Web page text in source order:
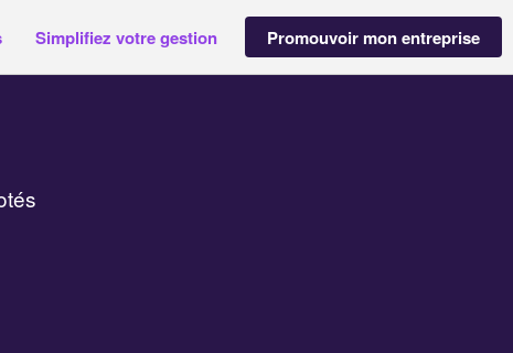
Simplifiez votre gestion Promouvoir mon entreprise